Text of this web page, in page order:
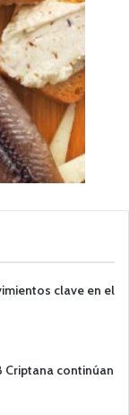
clave en el
Criptana continúan